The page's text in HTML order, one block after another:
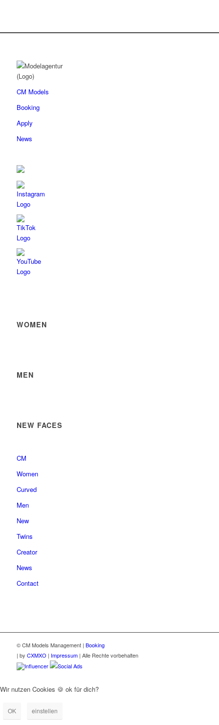
CM Models
Booking
Apply
News
WOMEN
MEN
NEW FACES
CM
Women
Curved
Men
New
Twins
Creator
News
Contact
© CM Models Management | Booking
| by CXMXO | Impressum| Alle Rechte vorbehalten
Influencer
Social Ads
Wir nutzen Cookies 🍪 ok für dich?
OK einstellen